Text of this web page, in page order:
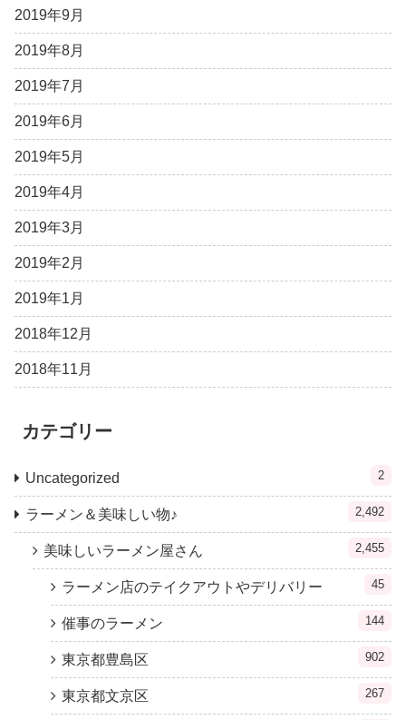
2019年9月
2019年8月
2019年7月
2019年6月
2019年5月
2019年4月
2019年3月
2019年2月
2019年1月
2018年12月
2018年11月
カテゴリー
Uncategorized 2
ラーメン＆美味しい物♪ 2,492
美味しいラーメン屋さん 2,455
ラーメン店のテイクアウトやデリバリー 45
催事のラーメン 144
東京都豊島区 902
東京都文京区 267